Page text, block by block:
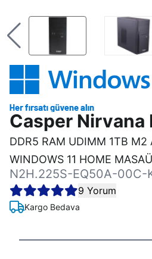
Casper Nirvana
DDR5 RAM UDIMM 1TB
WINDOWS 11 HOME
N2H.225S-EQ50A-00C-
9 Yorum
Kargo Bedava